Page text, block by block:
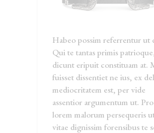
Habeo possim referrentur ut
Qui te tantas primis
dicunt eripuit constituam at.
fuisset dissentiet ne ius, ex
mediocritatem est, per vide
assentior argumentum ut. Pro
lorem malorum persequeris
vitae dignissim forensibus te